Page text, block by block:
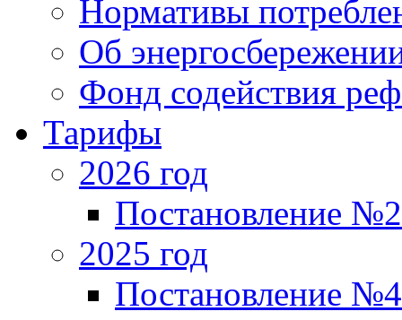
Нормативы
Об
Фонд содействия
Тарифы
2026 год
Постановление
2025 год
Постановление